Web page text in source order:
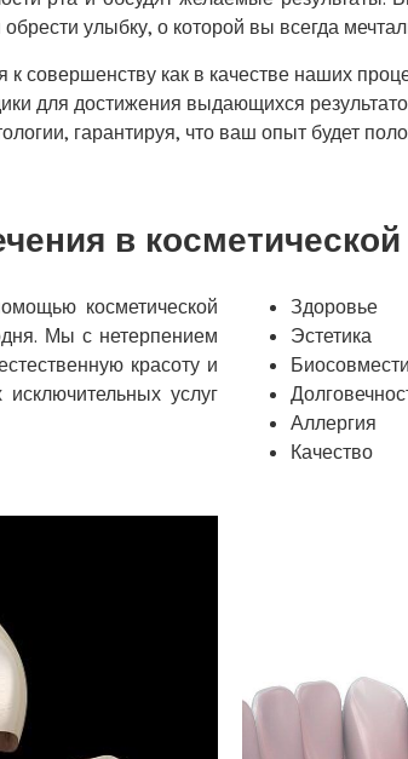
улыбку, о которой вы всегда
совершенству как в качестве наших
для достижения выдающихся
гарантируя, что ваш опыт будет
в
косметической
Мы с нетерпением
красоту и
услуг
Здоровье
Эстетика
Аллергия
Качество